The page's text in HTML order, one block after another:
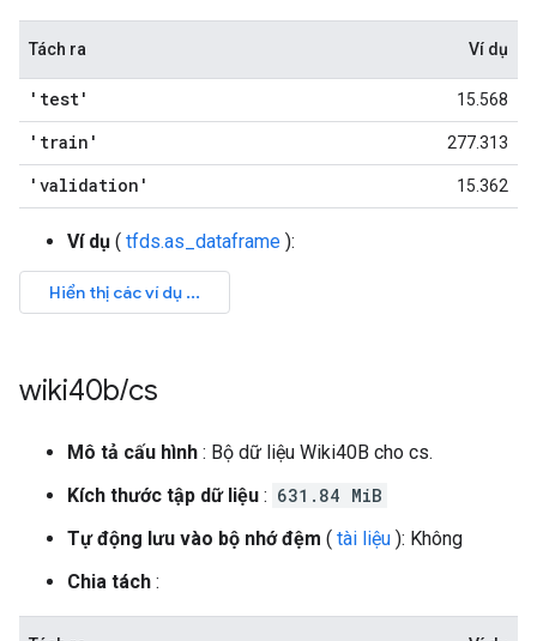
Tách ra Ví dụ
'test' 15.568
'train' 277.313
'validation' 15.362
Ví dụ ( tfds.as_dataframe ):
wiki40b/cs
Mô tả cấu hình : Bộ dữ liệu Wiki40B cho cs.
Kích thước tập dữ liệu : 631.84 MiB
Tự động lưu vào bộ nhớ đệm ( tài liệu ): Không
Chia tách :